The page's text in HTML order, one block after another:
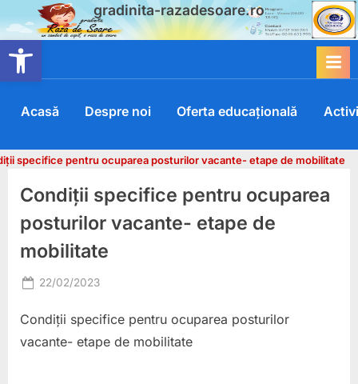
Deschide bara de unelte
to
content
gradinita-razadesoare.ro
Acasă Despre noi Oferta educațională
specifice pentru ocuparea posturilor vacante- etape de mobilitate
Condiții specifice pentru ocuparea
posturilor vacante- etape de
mobilitate
Posted
22/02/2023
Condiții specifice pentru ocuparea posturilor
vacante- etape de mobilitate